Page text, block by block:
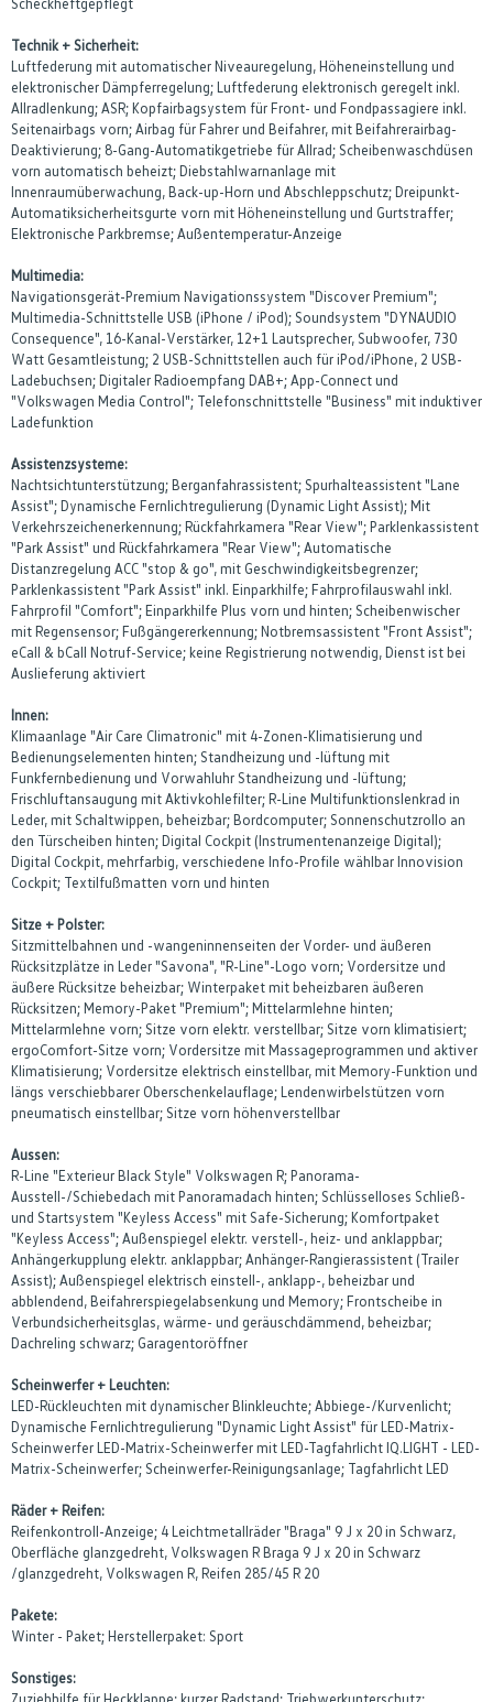
Technik + Sicherheit:
Luftfederung mit automatischer Niveauregelung, Höheneinstellung und
elektronischer Dämpferregelung; Luftfederung elektronisch geregelt inkl.
Allradlenkung; ASR; Kopfairbagsystem für Front- und Fondpassagiere inkl.
Seitenairbags vorn; Airbag für Fahrer und Beifahrer, mit Beifahrerairbag-
Deaktivierung; 8-Gang-Automatikgetriebe für Allrad; Scheibenwaschdüsen
vorn automatisch beheizt; Diebstahlwarnanlage mit
Innenraumüberwachung, Back-up-Horn und Abschleppschutz; Dreipunkt-
Automatiksicherheitsgurte vorn mit Höheneinstellung und Gurtstraffer;
Elektronische Parkbremse; Außentemperatur-Anzeige
Multimedia:
Navigationsgerät-Premium Navigationssystem "Discover Premium";
Multimedia-Schnittstelle USB (iPhone / iPod); Soundsystem "DYNAUDIO
Consequence", 16-Kanal-Verstärker, 12+1 Lautsprecher, Subwoofer, 730
Watt Gesamtleistung; 2 USB-Schnittstellen auch für iPod/iPhone, 2 USB-
Ladebuchsen; Digitaler Radioempfang DAB+; App-Connect und
"Volkswagen Media Control"; Telefonschnittstelle "Business" mit induktiver
Ladefunktion
Assistenzsysteme:
Nachtsichtunterstützung; Berganfahrassistent; Spurhalteassistent "Lane
Assist"; Dynamische Fernlichtregulierung (Dynamic Light Assist); Mit
Verkehrszeichenerkennung; Rückfahrkamera "Rear View"; Parklenkassistent
"Park Assist" und Rückfahrkamera "Rear View"; Automatische
Distanzregelung ACC "stop & go", mit Geschwindigkeitsbegrenzer;
Parklenkassistent "Park Assist" inkl. Einparkhilfe; Fahrprofilauswahl inkl.
Fahrprofil "Comfort"; Einparkhilfe Plus vorn und hinten; Scheibenwischer
mit Regensensor; Fußgängererkennung; Notbremsassistent "Front Assist";
eCall & bCall Notruf-Service; keine Registrierung notwendig, Dienst ist bei
Auslieferung aktiviert
Innen:
Klimaanlage "Air Care Climatronic" mit 4-Zonen-Klimatisierung und
Bedienungselementen hinten; Standheizung und -lüftung mit
Funkfernbedienung und Vorwahluhr Standheizung und -lüftung;
Frischluftansaugung mit Aktivkohlefilter; R-Line Multifunktionslenkrad in
Leder, mit Schaltwippen, beheizbar; Bordcomputer; Sonnenschutzrollo an
den Türscheiben hinten; Digital Cockpit (Instrumentenanzeige Digital);
Digital Cockpit, mehrfarbig, verschiedene Info-Profile wählbar Innovision
Cockpit; Textilfußmatten vorn und hinten
Sitze + Polster:
Sitzmittelbahnen und -wangeninnenseiten der Vorder- und äußeren
Rücksitzplätze in Leder "Savona", "R-Line"-Logo vorn; Vordersitze und
äußere Rücksitze beheizbar; Winterpaket mit beheizbaren äußeren
Rücksitzen; Memory-Paket "Premium"; Mittelarmlehne hinten;
Mittelarmlehne vorn; Sitze vorn elektr. verstellbar; Sitze vorn klimatisiert;
ergoComfort-Sitze vorn; Vordersitze mit Massageprogrammen und aktiver
Klimatisierung; Vordersitze elektrisch einstellbar, mit Memory-Funktion und
längs verschiebbarer Oberschenkelauflage; Lendenwirbelstützen vorn
pneumatisch einstellbar; Sitze vorn höhenverstellbar
Aussen:
R-Line "Exterieur Black Style" Volkswagen R; Panorama-
Ausstell-/Schiebedach mit Panoramadach hinten; Schlüsselloses Schließ-
und Startsystem "Keyless Access" mit Safe-Sicherung; Komfortpaket
"Keyless Access"; Außenspiegel elektr. verstell-, heiz- und anklappbar;
Anhängerkupplung elektr. anklappbar; Anhänger-Rangierassistent (Trailer
Assist); Außenspiegel elektrisch einstell-, anklapp-, beheizbar und
abblendend, Beifahrerspiegelabsenkung und Memory; Frontscheibe in
Verbundsicherheitsglas, wärme- und geräuschdämmend, beheizbar;
Dachreling schwarz; Garagentoröffner
Scheinwerfer + Leuchten:
LED-Rückleuchten mit dynamischer Blinkleuchte; Abbiege-/Kurvenlicht;
Dynamische Fernlichtregulierung "Dynamic Light Assist" für LED-Matrix-
Scheinwerfer LED-Matrix-Scheinwerfer mit LED-Tagfahrlicht IQ.LIGHT - LED-
Matrix-Scheinwerfer; Scheinwerfer-Reinigungsanlage; Tagfahrlicht LED
Räder + Reifen:
Reifenkontroll-Anzeige; 4 Leichtmetallräder "Braga" 9 J x 20 in Schwarz,
Oberfläche glanzgedreht, Volkswagen R Braga 9 J x 20 in Schwarz
/glanzgedreht, Volkswagen R, Reifen 285/45 R 20
Pakete:
Winter - Paket; Herstellerpaket: Sport
Sonstiges:
Zuziehhilfe für Heckklappe; kurzer Radstand; Triebwerkunterschutz;